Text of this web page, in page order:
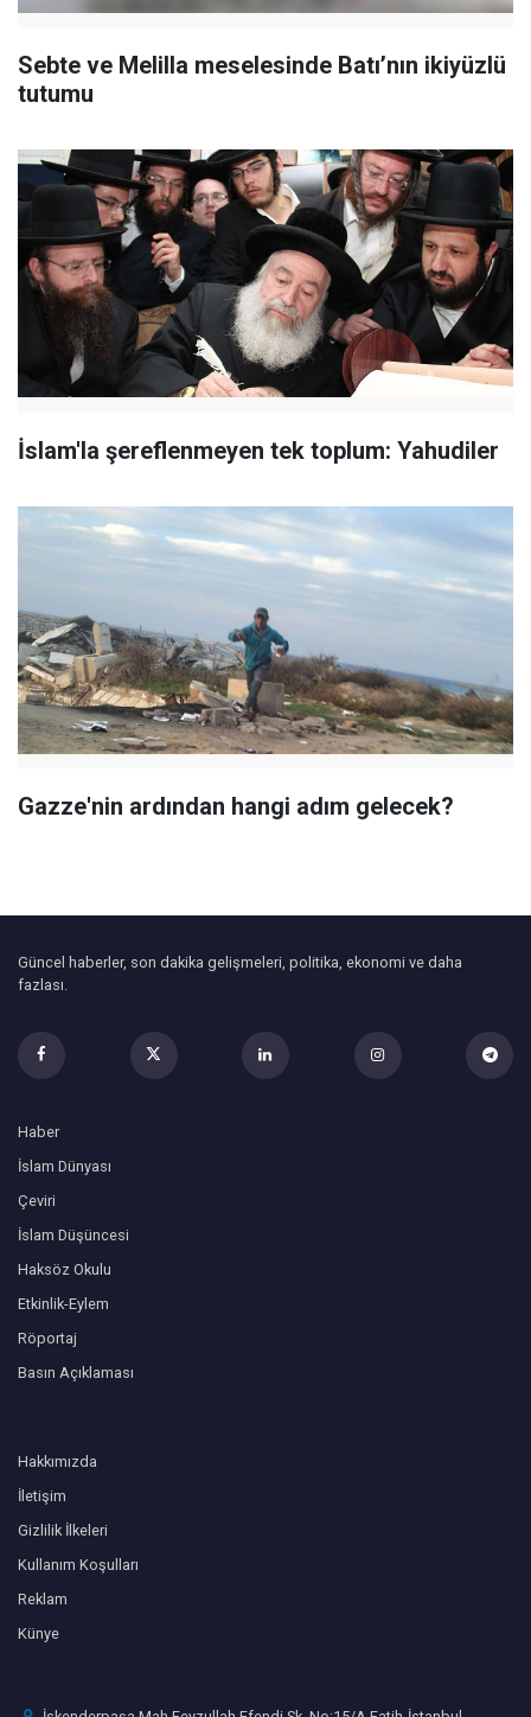
Sebte ve Melilla meselesinde Batı’nın ikiyüzlü
tutumu
İslam'la şereflenmeyen tek toplum: Yahudiler
Gazze'nin ardından hangi adım gelecek?
Güncel haberler, son dakika gelişmeleri, politika, ekonomi ve daha
fazlası.
Haber
İslam Dünyası
Çeviri
İslam Düşüncesi
Haksöz Okulu
Etkinlik-Eylem
Röportaj
Basın Açıklaması
Hakkımızda
İletişim
Gizlilik İlkeleri
Kullanım Koşulları
Reklam
Künye